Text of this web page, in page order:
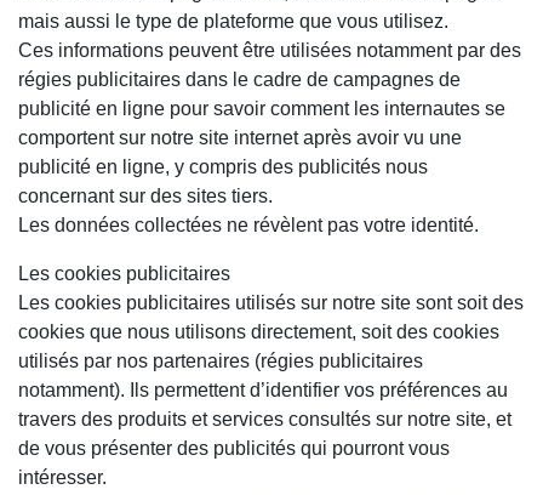
mais aussi le type de plateforme que vous utilisez.
Ces informations peuvent être utilisées notamment par des
régies publicitaires dans le cadre de campagnes de
publicité en ligne pour savoir comment les internautes se
comportent sur notre site internet après avoir vu une
publicité en ligne, y compris des publicités nous
concernant sur des sites tiers.
Les données collectées ne révèlent pas votre identité.
Les cookies publicitaires
Les cookies publicitaires utilisés sur notre site sont soit des
cookies que nous utilisons directement, soit des cookies
utilisés par nos partenaires (régies publicitaires
notamment). Ils permettent d’identifier vos préférences au
travers des produits et services consultés sur notre site, et
de vous présenter des publicités qui pourront vous
intéresser.